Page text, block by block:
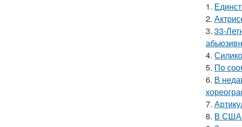
1.
2.
3. 33-
4.
5. По
6. В
7.
8. В США